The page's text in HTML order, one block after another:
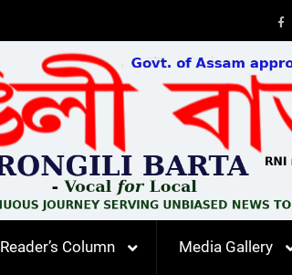
Reader’s Column Media Gallery